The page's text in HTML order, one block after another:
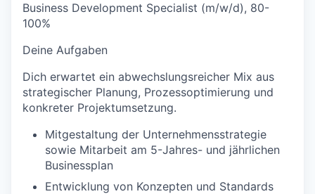
Business Development Specialist (m/w/d), 80-
100%
Deine Aufgaben
Dich erwartet ein abwechslungsreicher Mix aus
strategischer Planung, Prozessoptimierung und
konkreter Projektumsetzung.
Mitgestaltung der Unternehmensstrategie
sowie Mitarbeit am 5-Jahres- und jährlichen
Businessplan
Entwicklung von Konzepten und Standards